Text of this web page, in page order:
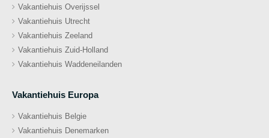
Vakantiehuis Overijssel
Vakantiehuis Utrecht
Vakantiehuis Zeeland
Vakantiehuis Zuid-Holland
Vakantiehuis Waddeneilanden
Vakantiehuis Europa
Vakantiehuis Belgie
Vakantiehuis Denemarken